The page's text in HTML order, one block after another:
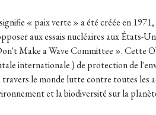
« paix verte » a été créée en
aux essais nucléaires aux États-
Make a Wave Committee ». Cette
internationale ) de protection de
travers le monde lutte contre toutes les
et la biodiversité sur la